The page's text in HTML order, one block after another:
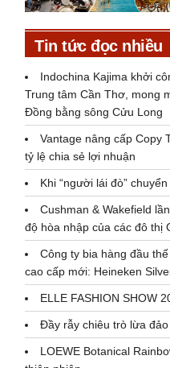
Tin tức đọc nhiều
Indochina Kajima khởi
Trung tâm Cần Thơ, mong
Đồng bằng sông Cửu Long
Vantage nâng cấp Copy
tỷ lệ chia sẻ lợi nhuận
Khi “người lái đò”
Cushman & Wakefield
độ hòa nhập của các đô thị
Công ty bia hàng đầu
cao cấp mới: Heineken
ELLE FASHION SHOW
Đầy rẫy chiêu trò lừa
LOEWE Botanical